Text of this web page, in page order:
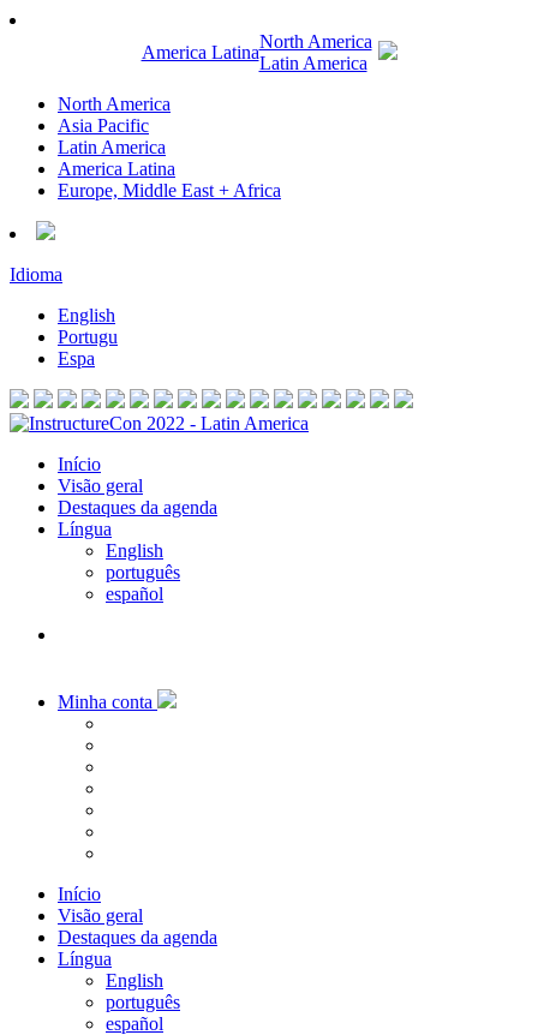
America Latina
North America
Latin America
North America
Asia Pacific
Latin America
America Latina
Europe, Middle East + Africa
Idioma
English
Portugu
Espa
Início
Visão geral
Destaques da agenda
Língua
English
português
español
Minha conta
Início
Visão geral
Destaques da agenda
Língua
English
português
español